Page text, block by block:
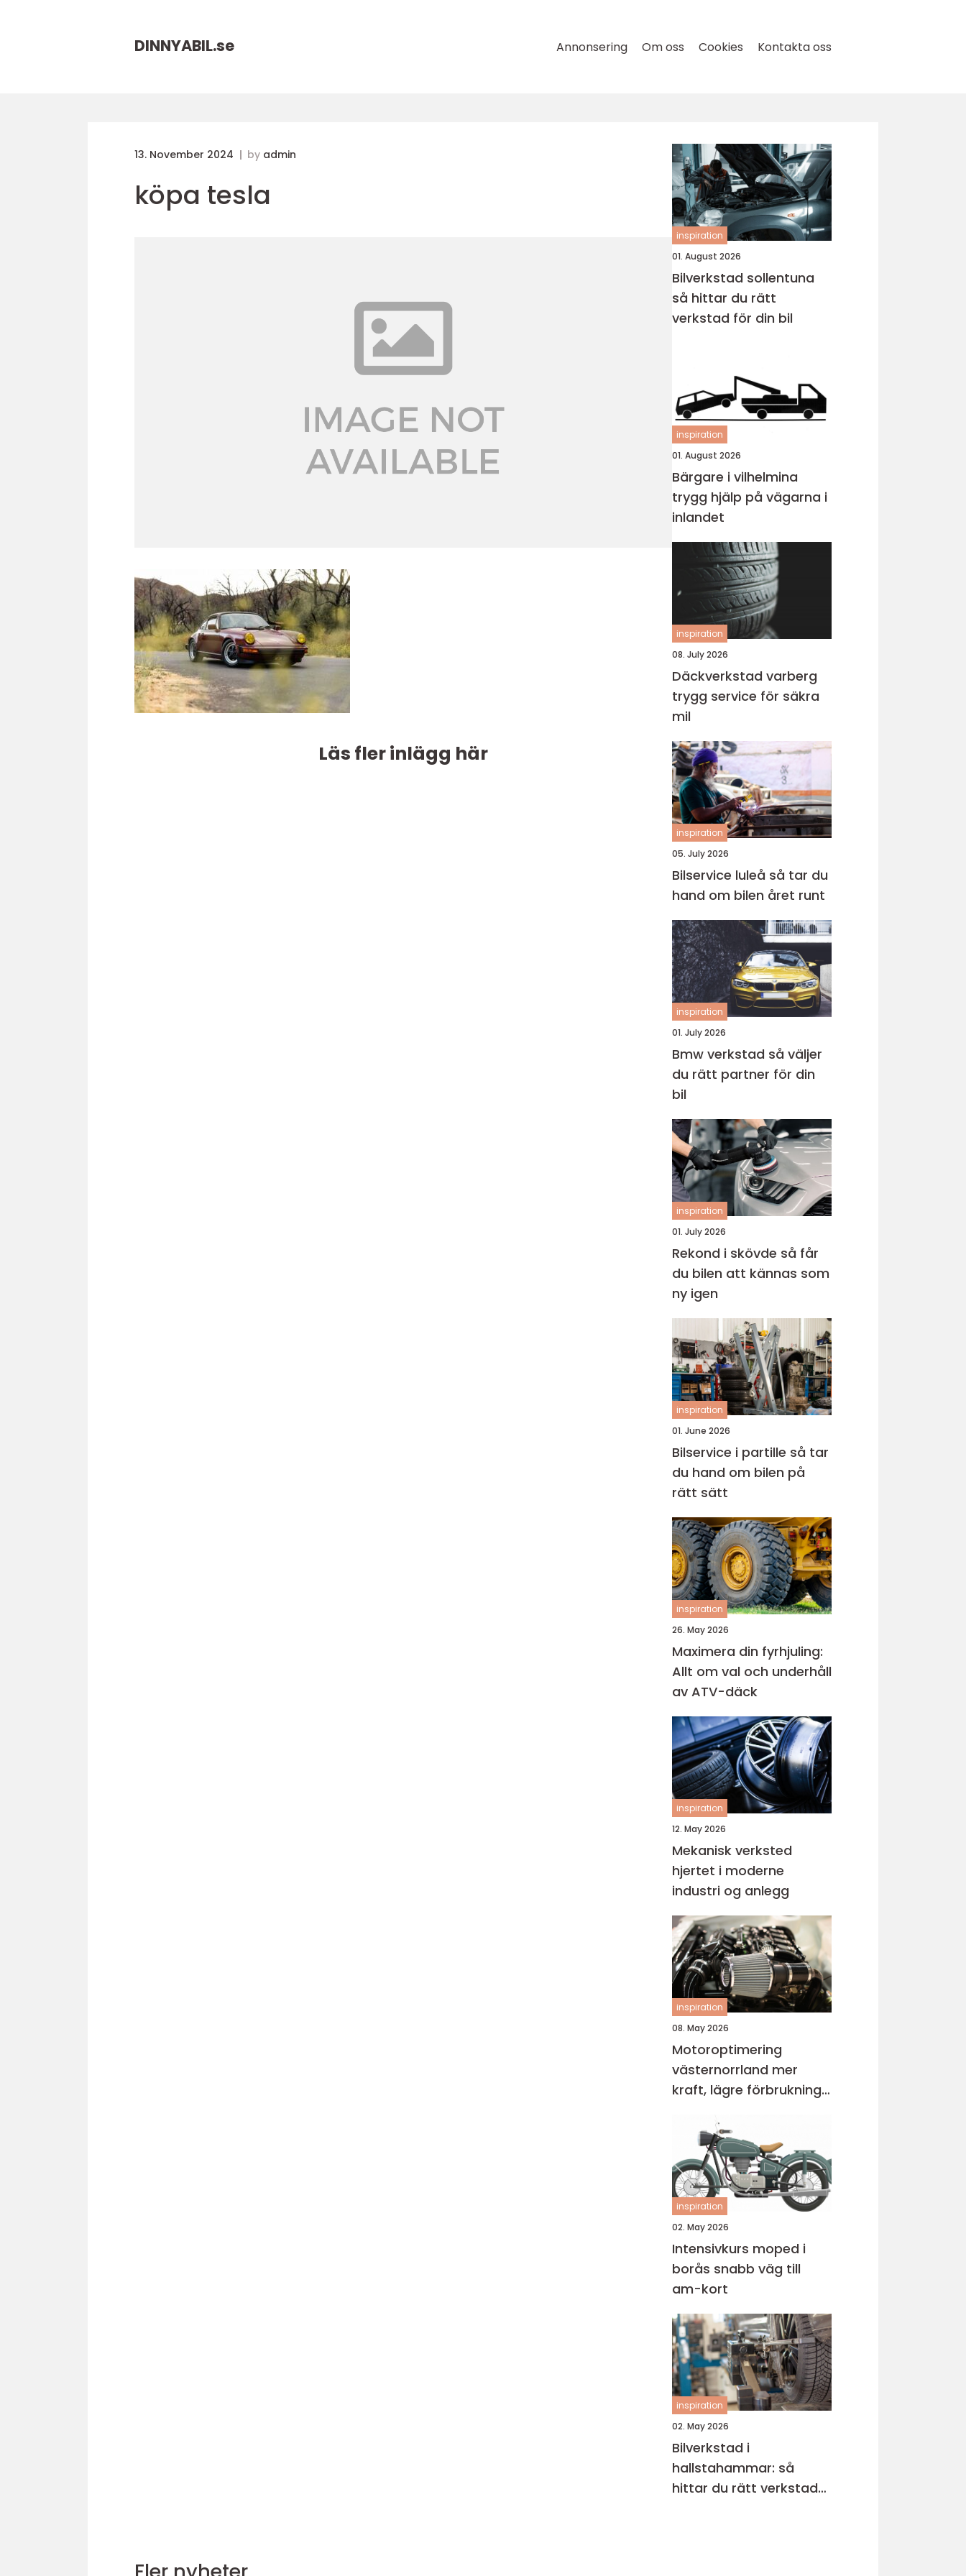
DINNYABIL.se Annonsering Om oss Cookies Kontakta oss
13. November 2024 by admin
köpa tesla
Läs fler inlägg här
inspiration
01. August 2026
Bilverkstad sollentuna
så hittar du rätt
verkstad för din bil
inspiration
01. August 2026
Bärgare i vilhelmina
trygg hjälp på vägarna i
inlandet
inspiration
08. July 2026
Däckverkstad varberg
trygg service för säkra
mil
inspiration
05. July 2026
Bilservice luleå så tar du
hand om bilen året runt
inspiration
01. July 2026
Bmw verkstad så väljer
du rätt partner för din
bil
inspiration
01. July 2026
Rekond i skövde så får
du bilen att kännas som
ny igen
inspiration
01. June 2026
Bilservice i partille så tar
du hand om bilen på
rätt sätt
inspiration
26. May 2026
Maximera din fyrhjuling:
Allt om val och underhåll
av ATV-däck
inspiration
12. May 2026
Mekanisk verksted
hjertet i moderne
industri og anlegg
inspiration
08. May 2026
Motoroptimering
västernorrland mer
kraft, lägre förbrukning
inspiration
02. May 2026
Intensivkurs moped i
borås snabb väg till
am-kort
inspiration
02. May 2026
Bilverkstad i
hallstahammar: så
hittar du rätt verkstad